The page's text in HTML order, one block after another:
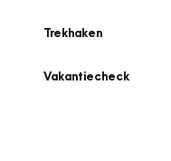
Trekhaken
Vakantiecheck